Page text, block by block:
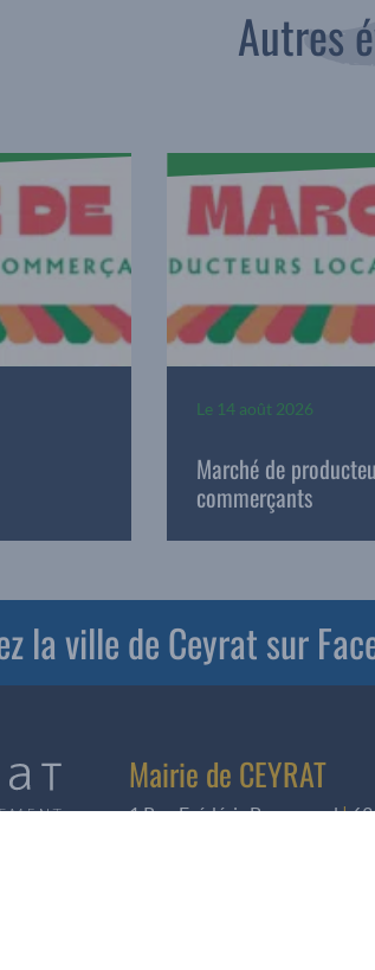
Autres
Le 14 août 2026
Marché de
commerçants
la ville de Ceyrat sur
Mairie de CEYRAT
1 Rue Frédéric Brunmurol|